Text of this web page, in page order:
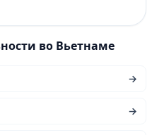
во Вьетнаме
→
→